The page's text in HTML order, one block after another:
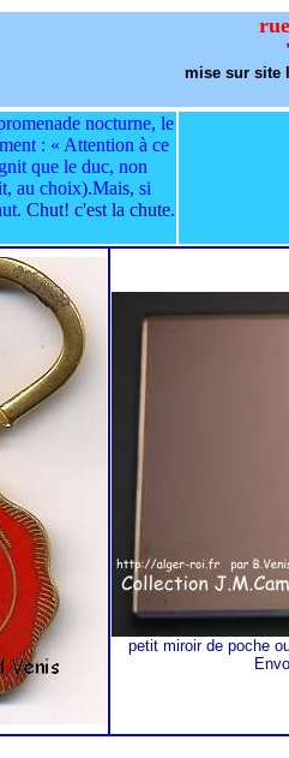
mise sur site
nocturne, le
: « Attention à ce
que le duc, non
au choix).Mais, si
Chut! c'est la chute.
petit miroir de poche